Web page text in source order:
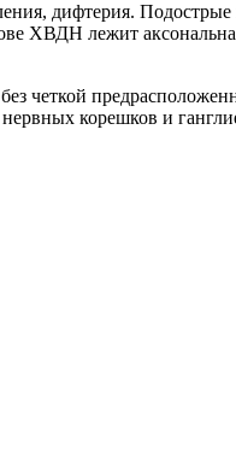
дифтерия.
ХВДН лежит
четкой
корешков и